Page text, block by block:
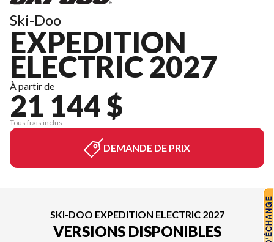
Ski-Doo
EXPEDITION
ELECTRIC 2027
À partir de
21 144 $
Tous frais inclus
DEMANDE DE PRIX
SKI-DOO EXPEDITION ELECTRIC 2027
VERSIONS DISPONIBLES